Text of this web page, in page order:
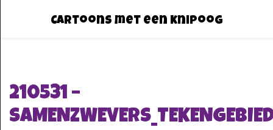
Cartoons met een knipoog
210531 –